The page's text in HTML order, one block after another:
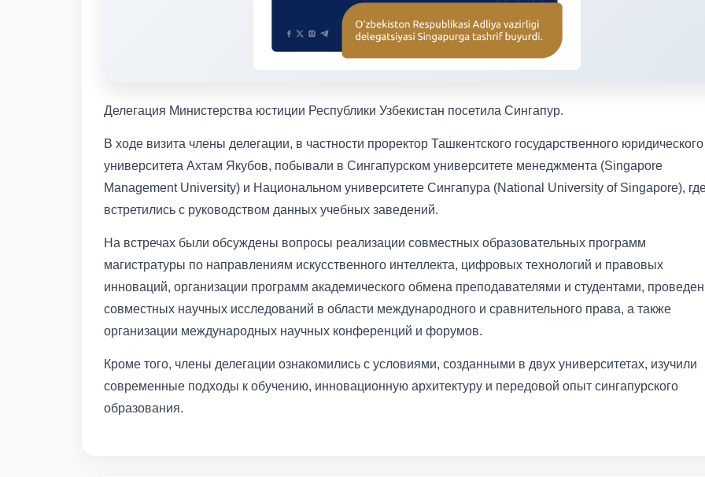
Делегация Министерства юстиции Республики Узбекистан посетила Сингапур.
В ходе визита члены делегации, в частности проректор Ташкентского государственного юридического
университета Ахтам Якубов, побывали в Сингапурском университете менеджмента (Singapore
Management University) и Национальном университете Сингапура (National University of Singapore),
встретились с руководством данных учебных заведений.
На встречах были обсуждены вопросы реализации совместных образовательных программ
магистратуры по направлениям искусственного интеллекта, цифровых технологий и правовых
инноваций, организации программ академического обмена преподавателями и студентами,
совместных научных исследований в области международного и сравнительного права, а также
организации международных научных конференций и форумов.
Кроме того, члены делегации ознакомились с условиями, созданными в двух университетах, изучили
современные подходы к обучению, инновационную архитектуру и передовой опыт сингапурского
образования.